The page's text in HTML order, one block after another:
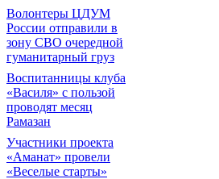
Волонтеры ЦДУМ
России отправили в
зону СВО очередной
гуманитарный груз
Воспитанницы клуба
«Василя» с пользой
проводят месяц
Рамазан
Участники проекта
«Аманат» провели
«Веселые старты»